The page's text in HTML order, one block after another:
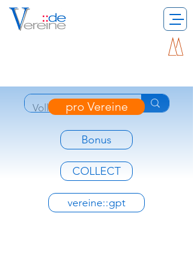
pro Vereine
Bonus
COLLECT
vereine::gpt